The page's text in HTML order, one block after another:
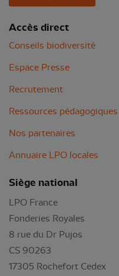
Accès direct
Conseils biodiversité
Espace Presse
Recrutement
Ressources pédagogiques
Nos partenaires
Annuaire LPO locales
Siège national
LPO France
Fonderies Royales
8 rue du Dr Pujos
CS 90263
17305 Rochefort Cedex